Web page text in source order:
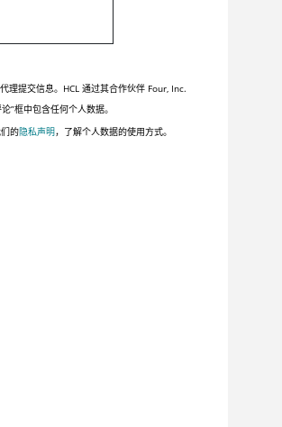
理提交信息。HCL 通过其合作伙伴 Four, Inc.
”框中包含任何个人数据。
的隐私声明，了解个人数据的使用方式。